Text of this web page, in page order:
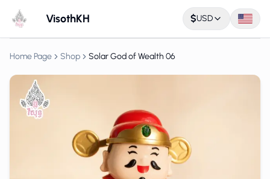
VisothKH $USD
Home Page Shop Solar God of Wealth 06